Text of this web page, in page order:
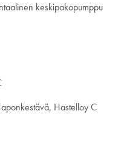
keskipakopumppu
Hastelloy C